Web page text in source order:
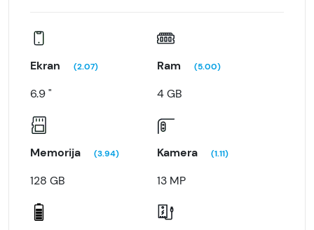
Ekran (2.07)
6.9 "
Ram (5.00)
4 GB
Memorija (3.94)
128 GB
Kamera (1.11)
13 MP